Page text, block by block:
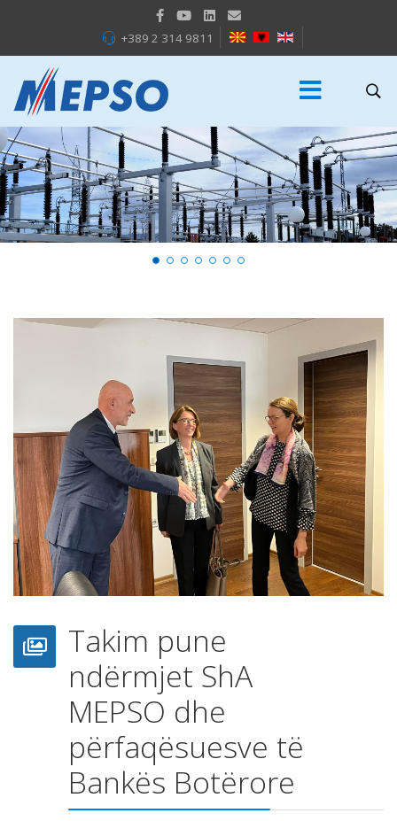
+389 2 314 9811
Takim pune
ndërmjet ShA
MEPSO dhe
përfaqësuesve të
Bankës Botërore